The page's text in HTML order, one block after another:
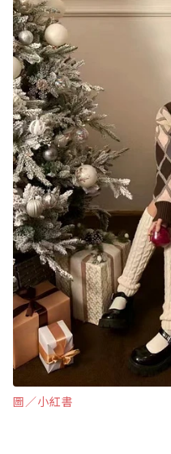
圖∕小紅書